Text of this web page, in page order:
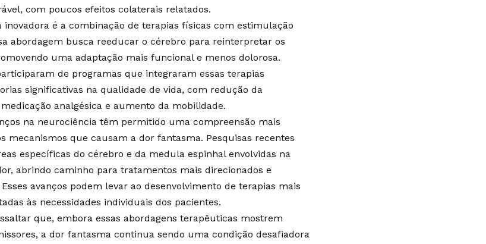
com poucos efeitos colaterais relatados.
inovadora é a combinação de terapias físicas com estimulação
abordagem busca reeducar o cérebro para reinterpretar os
uma adaptação mais funcional e menos dolorosa.
de programas que integraram essas terapias
significativas na qualidade de vida, com redução da
analgésica e aumento da mobilidade.
na neurociência têm permitido uma compreensão mais
mecanismos que causam a dor fantasma. Pesquisas recentes
específicas do cérebro e da medula espinhal envolvidas na
abrindo caminho para tratamentos mais direcionados e
avanços podem levar ao desenvolvimento de terapias mais
às necessidades individuais dos pacientes.
que, embora essas abordagens terapêuticas mostrem
a dor fantasma continua sendo uma condição desafiadora